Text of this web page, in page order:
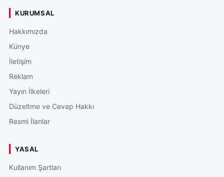
KURUMSAL
Hakkımızda
Künye
İletişim
Reklam
Yayın İlkeleri
Düzeltme ve Cevap Hakkı
Resmi İlanlar
YASAL
Kullanım Şartları